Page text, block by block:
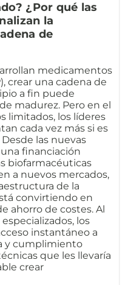
¿Por qué las
la
de
medicamentos
crear una cadena de
a fin puede
madurez. Pero en el
limitados, los líderes
cada vez más si es
las nuevas
financiación
biofarmacéuticas
a nuevos mercados,
de la
convirtiendo en
ahorro de costes. Al
los
instantáneo a
y cumplimiento
que les llevaría
crear